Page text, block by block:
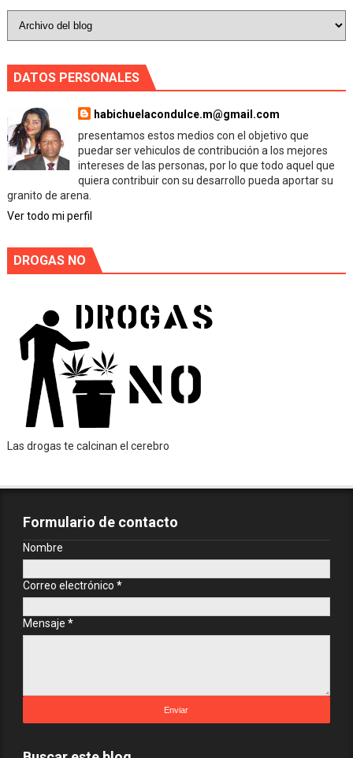
DATOS PERSONALES
habichuelacondulce.m@gmail.com
presentamos estos medios con el objetivo que
puedar ser vehiculos de contribución a los mejores
intereses de las personas, por lo que todo aquel que
quiera contribuir con su desarrollo pueda aportar su
granito de arena.
Ver todo mi perfil
DROGAS NO
Las drogas te calcinan el cerebro
Formulario de contacto
Nombre
Correo electrónico *
Mensaje *